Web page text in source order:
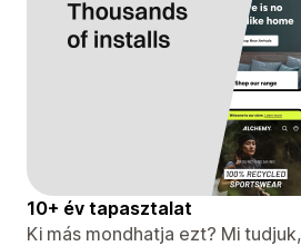
10+ év tapasztalat
Ki más mondhatja ezt? Mi